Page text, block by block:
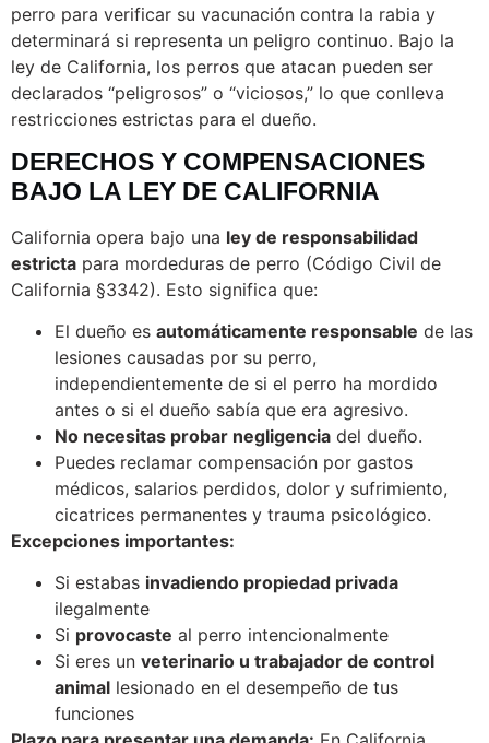
perro para verificar su vacunación contra la rabia y
determinará si representa un peligro continuo. Bajo la
ley de California, los perros que atacan pueden ser
declarados “peligrosos” o “viciosos,” lo que conlleva
restricciones estrictas para el dueño.
DERECHOS Y COMPENSACIONES
BAJO LA LEY DE CALIFORNIA
California opera bajo una ley de responsabilidad
estricta para mordeduras de perro (Código Civil de
California §3342). Esto significa que:
El dueño es automáticamente responsable de las
lesiones causadas por su perro,
independientemente de si el perro ha mordido
antes o si el dueño sabía que era agresivo.
No necesitas probar negligencia del dueño.
Puedes reclamar compensación por gastos
médicos, salarios perdidos, dolor y sufrimiento,
cicatrices permanentes y trauma psicológico.
Excepciones importantes:
Si estabas invadiendo propiedad privada
ilegalmente
Si provocaste al perro intencionalmente
Si eres un veterinario u trabajador de control
animal lesionado en el desempeño de tus
funciones